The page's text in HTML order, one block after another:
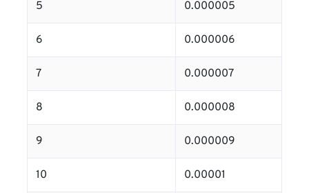
5 0.000005
6 0.000006
7 0.000007
8 0.000008
9 0.000009
10 0.00001